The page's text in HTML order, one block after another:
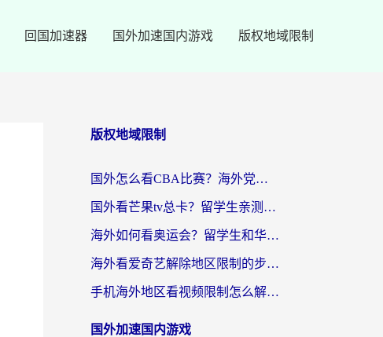
回国加速器 国外加速国内游戏 版权地域限制
版权地域限制
国外怎么看CBA比赛？海外党专属体育直播指南，告别地区限制看球自由
国外看芒果tv总卡？留学生亲测：3步解决地域限制+流畅追剧攻略
海外如何看奥运会？留学生和华人必藏的体育赛事观看终极指南
海外看爱奇艺解除地区限制的步骤与注意事项详解：留学生必看的无卡顿追剧指南
手机海外地区看视频限制怎么解决？海外党追剧看片的实用指南
国外加速国内游戏